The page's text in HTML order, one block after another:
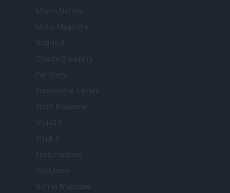
Milano Notizie
Motor Magazine
Notizie.it
Offerte Shopping
Pet Story
Professione Lavoro
Sport Magazine
Style24
Tuobenessere
Viaggiamo
Nonne Magazine